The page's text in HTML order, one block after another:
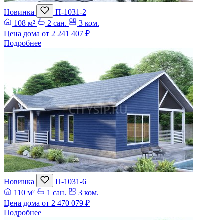
Новинка
П-1031-2
108 м²
2 сан.
3 ком.
Цена дома от 2 241 407 ₽
Подробнее
Новинка
П-1031-6
110 м²
1 сан.
3 ком.
Цена дома от 2 470 079 ₽
Подробнее